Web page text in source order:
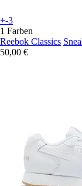
+-3
1 Farben
Reebok Classics
50,00 €